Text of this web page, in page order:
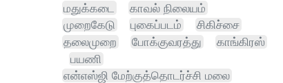
மதுக்கடை
காவல் நிலையம்
முறைகேடு புகைப்படம்
சிகிச்சை
தலைமுறை
போக்குவரத்து
காங்கிரஸ்
பயணி
என்எஸ்ஜி மேற்குத்தொடர்ச்சி மலை